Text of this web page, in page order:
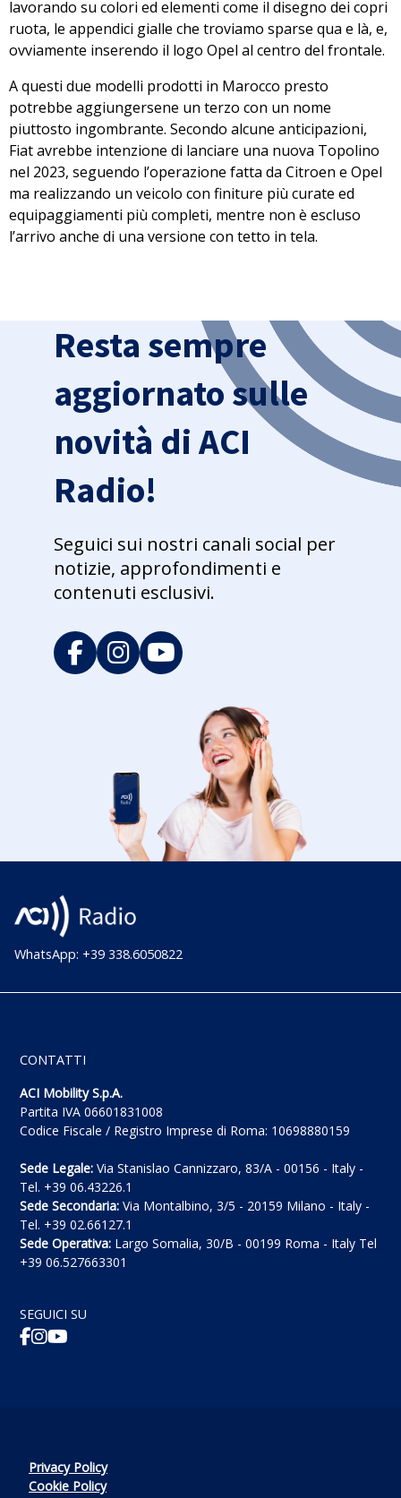
lavorando su colori ed elementi come il disegno dei copri
ruota, le appendici gialle che troviamo sparse qua e là, e,
ovviamente inserendo il logo Opel al centro del frontale.
A questi due modelli prodotti in Marocco presto
potrebbe aggiungersene un terzo con un nome
piuttosto ingombrante. Secondo alcune anticipazioni,
Fiat avrebbe intenzione di lanciare una nuova Topolino
nel 2023, seguendo l’operazione fatta da Citroen e Opel
ma realizzando un veicolo con finiture più curate ed
equipaggiamenti più completi, mentre non è escluso
l’arrivo anche di una versione con tetto in tela.
Resta sempre
aggiornato sulle
novità di ACI
Radio!
Seguici sui nostri canali social per
notizie, approfondimenti e
contenuti esclusivi.
WhatsApp: +39 338.6050822
CONTATTI
ACI Mobility S.p.A.
Partita IVA 06601831008
Codice Fiscale / Registro Imprese di Roma: 10698880159
Sede Legale: Via Stanislao Cannizzaro, 83/A - 00156 - Italy -
Tel. +39 06.43226.1
Sede Secondaria: Via Montalbino, 3/5 - 20159 Milano - Italy -
Tel. +39 02.66127.1
Sede Operativa: Largo Somalia, 30/B - 00199 Roma - Italy Tel
+39 06.527663301
SEGUICI SU
Privacy Policy
Cookie Policy